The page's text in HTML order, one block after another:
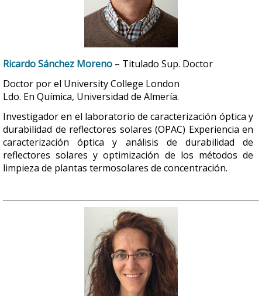
Ricardo Sánchez Moreno – Titulado Sup. Doctor
Doctor por el University College London
Ldo. En Química, Universidad de Almería.
Investigador en el laboratorio de caracterización óptica y
durabilidad de reflectores solares (OPAC) Experiencia en
caracterización óptica y análisis de durabilidad de
reflectores solares y optimización de los métodos de
limpieza de plantas termosolares de concentración.